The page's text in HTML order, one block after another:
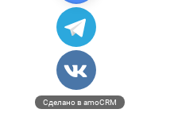
Сделано в amoCRM